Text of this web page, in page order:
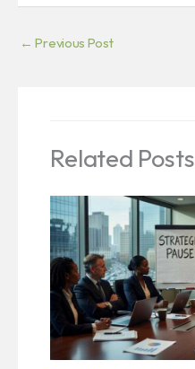
← Previous Post
Related Posts